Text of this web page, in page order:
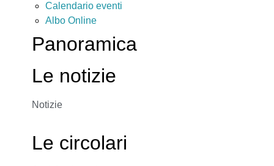
Calendario eventi
Albo Online
Panoramica
Le notizie
Notizie
Le circolari